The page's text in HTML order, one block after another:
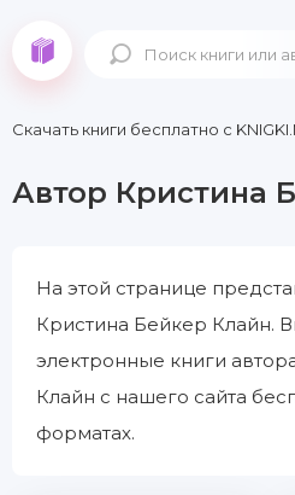
Скачать книги бесплатно c
Автор Кристина
На этой странице
Кристина Бейкер Клайн.
электронные книги
Клайн с нашего сайта
форматах.